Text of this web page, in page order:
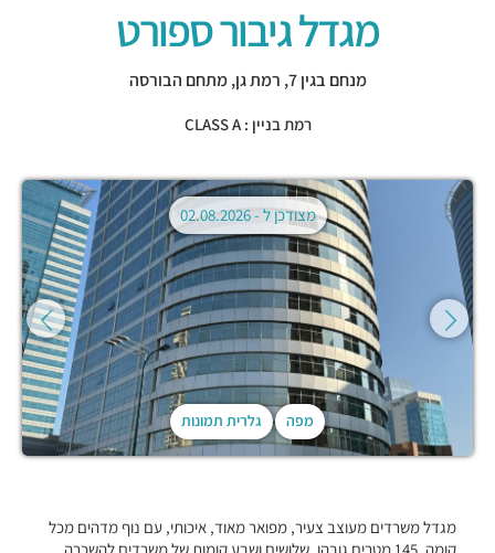
מגדל גיבור ספורט
מנחם בגין 7, רמת גן,מתחם הבורסה
רמת בניין : CLASS A
מפה גלרית תמונות
מצודכן ל -02.08.2026
מגדל משרדים מעוצב צעיר, מפואר מאוד, איכותי, עם נוף מדהים מכל